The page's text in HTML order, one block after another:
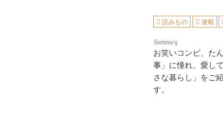
読みもの 連載
お笑いコンビ、た
事」に憧れ、愛し
さな暮らし」をご
す。